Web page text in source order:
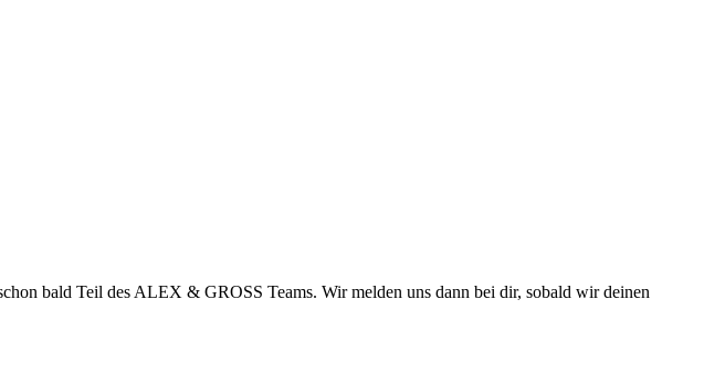
bald Teil des ALEX & GROSS Teams. Wir melden uns dann bei dir, sobald wir deinen